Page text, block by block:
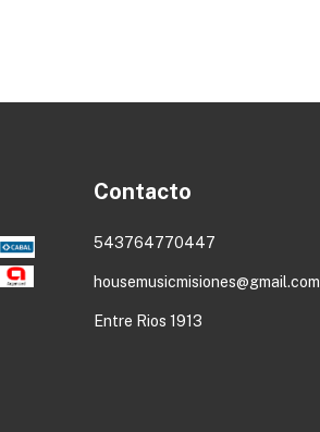
Contacto
543764770447
housemusicmisiones@gmail.com
Entre Rios 1913